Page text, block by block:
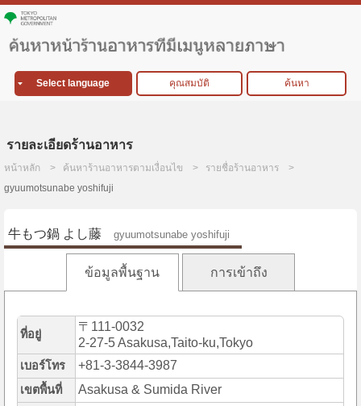
Select language คุณสมบัติ ค้นหา
รายละเอียดร้านอาหาร
หน้าหลัก ค้นหาร้านอาหารตามเงื่อนไข
รายชื่อร้านอาหาร
gyuumotsunabe yoshifuji
牛もつ鍋 よし藤 gyuumotsunabe yoshifuji
ข้อมูลพื้นฐาน การเข้าถึง
ที่อยู่
〒111-0032
2-27-5 Asakusa,Taito-ku,Tokyo
เบอร์โทร +81-3-3844-3987
เขตพื้นที่ Asakusa & Sumida River